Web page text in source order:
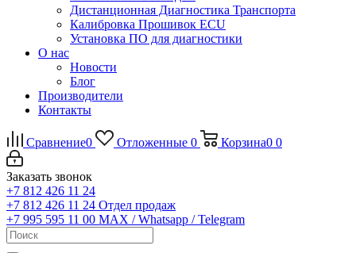
Дистанционная Диагностика Транспорта
Калибровка Прошивок ECU
Установка ПО для диагностики
О нас
Новости
Блог
Производители
Контакты
Сравнение0 Отложенные 0 Корзина0 0
Заказать звонок
+7 812 426 11 24
+7 812 426 11 24 Отдел продаж
+7 995 595 11 00 MAX / Whatsapp / Telegram